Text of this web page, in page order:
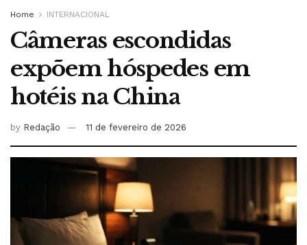
Home INTERNACIONAL
Câmeras escondidas
expõem hóspedes em
hotéis na China
by Redação 11 de fevereiro de 2026